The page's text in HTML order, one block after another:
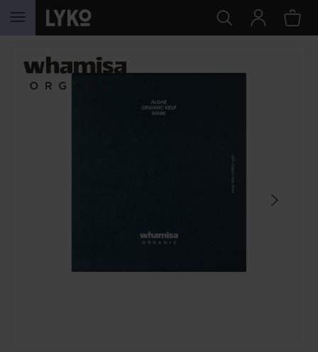
HOPPA TILL INNEHÅLLET
HOPPA ÖVER SEKTIONEN